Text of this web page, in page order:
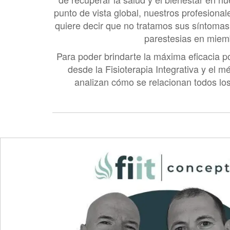
Sensibilidad.
De ser necesario se realiza un examen
evaluación de rayos X, tomografía
punto de vista global, nuestros
quiere decir que no tratamos sus
parestesias en
Para poder brindarte la máxima eficacia
desde la Fisioterapia Integrativa y el
analizan cómo se relacionan todos